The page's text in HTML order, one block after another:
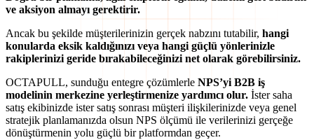
ve aksiyon almayı gerektirir.
Ancak bu şekilde müşterilerinizin gerçek nabzını tutabilir, hangi
konularda eksik kaldığınızı veya hangi güçlü yönlerinizle
rakiplerinizi geride bırakabileceğinizi net olarak görebilirsiniz.
OCTAPULL, sunduğu entegre çözümlerle NPS’yi B2B iş
modelinin merkezine yerleştirmenize yardımcı olur. İster saha
satış ekibinizde ister satış sonrası müşteri ilişkilerinizde veya genel
stratejik planlamanızda olsun NPS ölçümü ile verilerinizi gerçeğe
dönüştürmenin yolu güçlü bir platformdan geçer.